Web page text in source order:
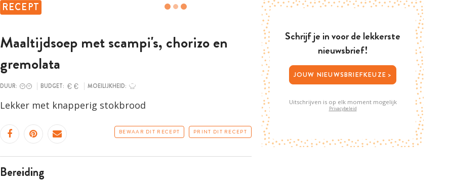
RECEPT
Maaltijdsoep met scampi's, chorizo en
gremolata
DUUR: BUDGET: MOEILIJKHEID:
Lekker met knapperig stokbrood
BEWAAR DIT RECEPT PRINT DIT RECEPT
bereiding
Schrijf je in voor de lekkerste
nieuwsbrief!
JOUW NIEUWSBRIEFKEUZE >
Uitschrijven is op elk moment mogelijk
Privacybeleid